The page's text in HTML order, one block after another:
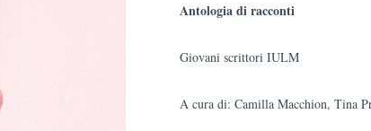
era:
€20.00.€19.00.
Antologia di racconti
Giovani scrittori IULM
A cura di: Camilla Macchion, Tina